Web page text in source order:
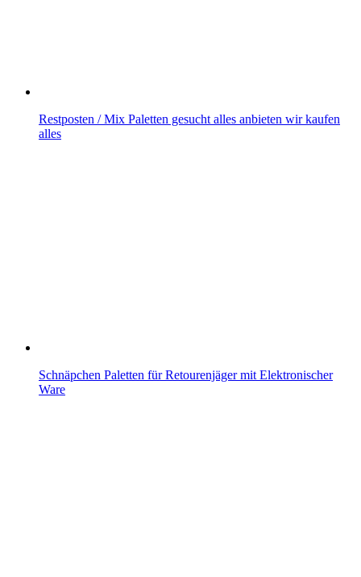
Restposten / Mix Paletten gesucht alles anbieten wir kaufen
alles
Schnäpchen Paletten für Retourenjäger mit Elektronischer
Ware